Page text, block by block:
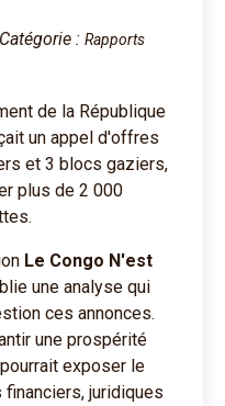
Catégorie : Rapports
de la République
un appel d'offres
et 3 blocs gaziers,
plus de 2 000
Le Congo N'est
une analyse qui
ces annonces.
une prospérité
exposer le
juridiques